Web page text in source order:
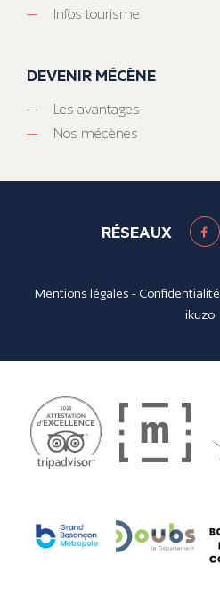
Infos tourisme
DEVENIR MÉCÈNE
Les avantages
Nos mécènes
RÉSEAUX
Mentions légales - Confidentialité
ikuzo